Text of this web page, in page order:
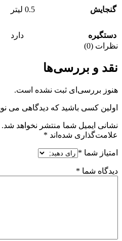
گنجایش 0.5 لیتر
دستگیره
دارد
نظرات (0)
نقد و بررسی‌ها
هنوز بررسی‌ای ثبت نشده است.
اولین کسی باشید که دیدگاهی می
نشانی ایمیل شما منتشر نخواهد شد.
علامت‌گذاری شده‌اند *
امتیاز شما *
دیدگاه شما *